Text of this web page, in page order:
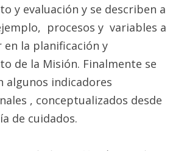
y evaluación y se describen a
procesos y variables a
en la planificación y
de la Misión. Finalmente se
algunos indicadores
, conceptualizados desde
de cuidados.